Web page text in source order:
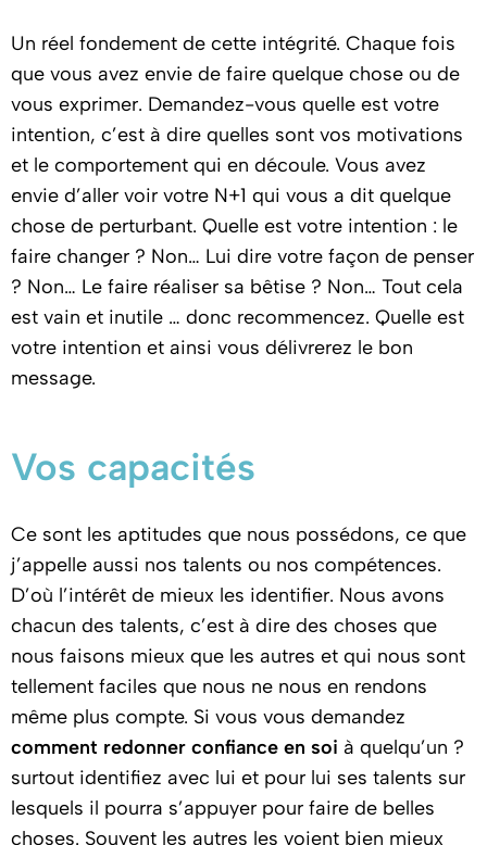
Un réel fondement de cette intégrité. Chaque fois
que vous avez envie de faire quelque chose ou de
vous exprimer. Demandez-vous quelle est votre
intention, c’est à dire quelles sont vos motivations
et le comportement qui en découle. Vous avez
envie d’aller voir votre N+1 qui vous a dit quelque
chose de perturbant. Quelle est votre intention : le
faire changer ? Non… Lui dire votre façon de penser
? Non… Le faire réaliser sa bêtise ? Non… Tout cela
est vain et inutile … donc recommencez. Quelle est
votre intention et ainsi vous délivrerez le bon
message.
Vos capacités
Ce sont les aptitudes que nous possédons, ce que
j’appelle aussi nos talents ou nos compétences.
D’où l’intérêt de mieux les identifier. Nous avons
chacun des talents, c’est à dire des choses que
nous faisons mieux que les autres et qui nous sont
tellement faciles que nous ne nous en rendons
même plus compte. Si vous vous demandez
comment redonner confiance en soi à quelqu’un ?
surtout identifiez avec lui et pour lui ses talents sur
lesquels il pourra s’appuyer pour faire de belles
choses. Souvent les autres les voient bien mieux